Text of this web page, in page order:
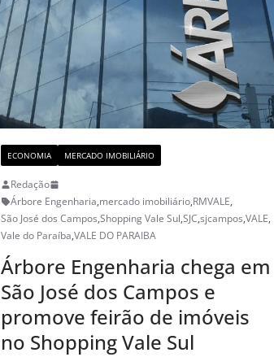
ECONOMIA MERCADO IMOBILIÁRIO
Redação
Árbore Engenharia,mercado imobiliário,RMVALE,
São José dos Campos,Shopping Vale Sul,SJC,sjcampos,VALE,
Vale do Paraíba,VALE DO PARAIBA
Árbore Engenharia chega em
São José dos Campos e
promove feirão de imóveis
no Shopping Vale Sul